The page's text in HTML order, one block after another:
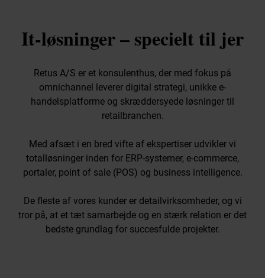
SMV:Digital rådgiver
Seminarer og kurser
Artikler
Om os
Om Retus
Pressemateriale
Great Place To Work
Kontakt os
It-løsninger – specielt til jer
Retus A/S er et konsulenthus, der med fokus på
omnichannel leverer digital strategi, unikke e-
handelsplatforme og skræddersyede løsninger til
retailbranchen.
Med afsæt i en bred vifte af ekspertiser udvikler vi
totalløsninger inden for ERP-systemer, e-commerce,
portaler, point of sale (POS) og business intelligence.
De fleste af vores kunder er detailvirksomheder, og vi
tror på, at et tæt samarbejde og en stærk relation er det
bedste grundlag for succesfulde projekter.